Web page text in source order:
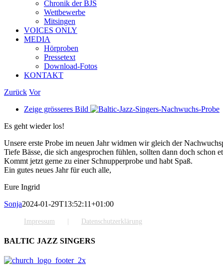
Chronik der BJS
Wettbewerbe
Mitsingen
VOICES ONLY
MEDIA
Hörproben
Pressetext
Download-Fotos
KONTAKT
Zurück Vor
Zeige grösseres Bild
Es geht wieder los!
Unsere erste Probe im neuen Jahr widmen wir gleich der
Tiefe Bässe, die sich angesprochen fühlen, sollten dann doch
Kommt jetzt gerne zu einer Schnupperprobe und habt Spaß.
Ein gutes neues Jahr für euch alle,
Eure Ingrid
Sonja2024-01-29T13:52:11+01:00
Impressum Datenschutzerklärung
BALTIC JAZZ SINGERS